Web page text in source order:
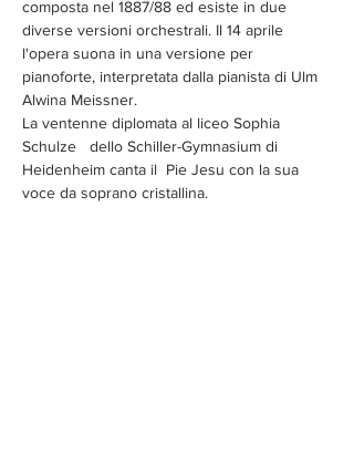
composta nel 1887/88 ed esiste in due
diverse versioni orchestrali. Il 14 aprile
l'opera suona in una versione per
pianoforte, interpretata dalla pianista di Ulm
Alwina Meissner.
La ventenne diplomata al liceo Sophia
Schulze   dello Schiller-Gymnasium di
Heidenheim canta il  Pie Jesu con la sua
voce da soprano cristallina.